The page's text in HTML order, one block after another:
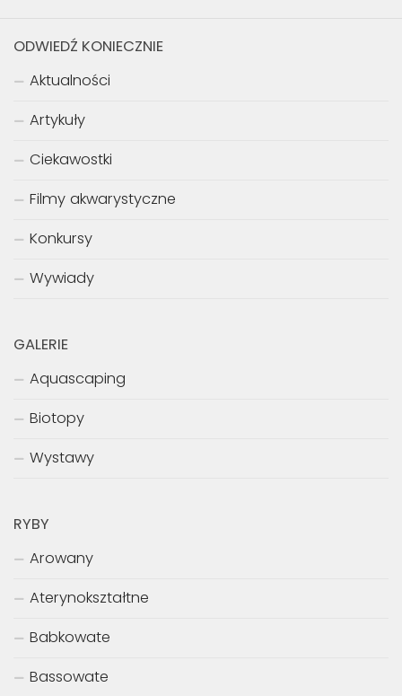
ODWIEDŹ KONIECZNIE
Aktualności
Artykuły
Ciekawostki
Filmy akwarystyczne
Konkursy
Wywiady
GALERIE
Aquascaping
Biotopy
Wystawy
RYBY
Arowany
Aterynokształtne
Babkowate
Bassowate